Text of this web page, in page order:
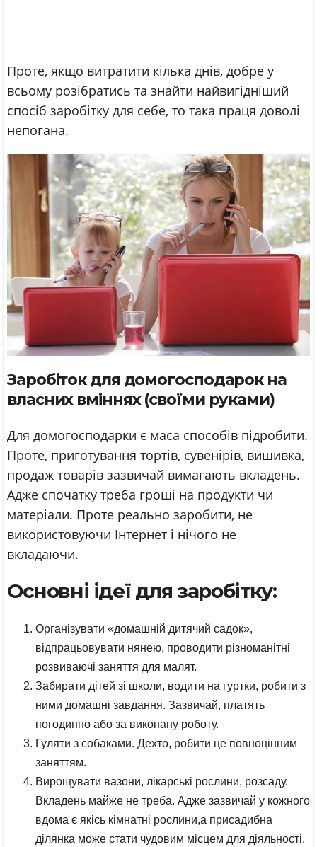
Проте, якщо витратити кілька днів, добре у
всьому розібратись та знайти найвигідніший
спосіб заробітку для себе, то така праця доволі
непогана.
Заробіток для домогосподарок на
власних вміннях (своїми руками)
Для домогосподарки є маса способів підробити.
Проте, приготування тортів, сувенірів, вишивка,
продаж товарів зазвичай вимагають вкладень.
Адже спочатку треба гроші на продукти чи
матеріали. Проте реально заробити, не
використовуючи Інтернет і нічого не
вкладаючи.
Основні ідеї для заробітку:
Організувати «домашній дитячий садок»,
відпрацьовувати нянею, проводити різноманітні
розвиваючі заняття для малят.
Забирати дітей зі школи, водити на гуртки, робити з
ними домашні завдання. Зазвичай, платять
погодинно або за виконану роботу.
Гуляти з собаками. Дехто, робити це повноцінним
заняттям.
Вирощувати вазони, лікарські рослини, розсаду.
Вкладень майже не треба. Адже зазвичай у кожного
вдома є якісь кімнатні рослини,а присадибна
ділянка може стати чудовим місцем для діяльності.